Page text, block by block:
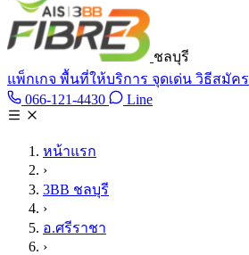
ชลบุรี
แพ็กเกจ พื้นที่ให้บริการ จุดเด่น วิธีสมัคร
066-121-4430 โทร 066-121-4430
LineLine @tan3bb
หน้าแรก
›
3BB ชลบุรี
›
อ.ศรีราชา
›